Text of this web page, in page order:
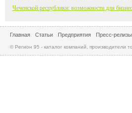
Чеченской республики: возможности для
Главная Статьи Предприятия Пресс-релизы
© Регион 95 - каталог компаний, производители